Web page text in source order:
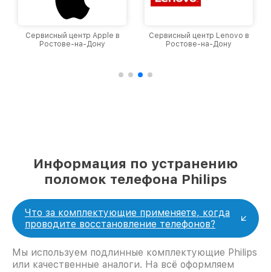
Сервисный центр Apple в
Ростове-на-Дону
Сервисный центр Lenovo в
Ростове-на-Дону
Информация по устранению
поломок телефона Philips
Что за комплектующие применяете, когда
проводите восстановление телефонов?
Мы используем подлинные комплектующие Philips
или качественные аналоги. На всё оформляем